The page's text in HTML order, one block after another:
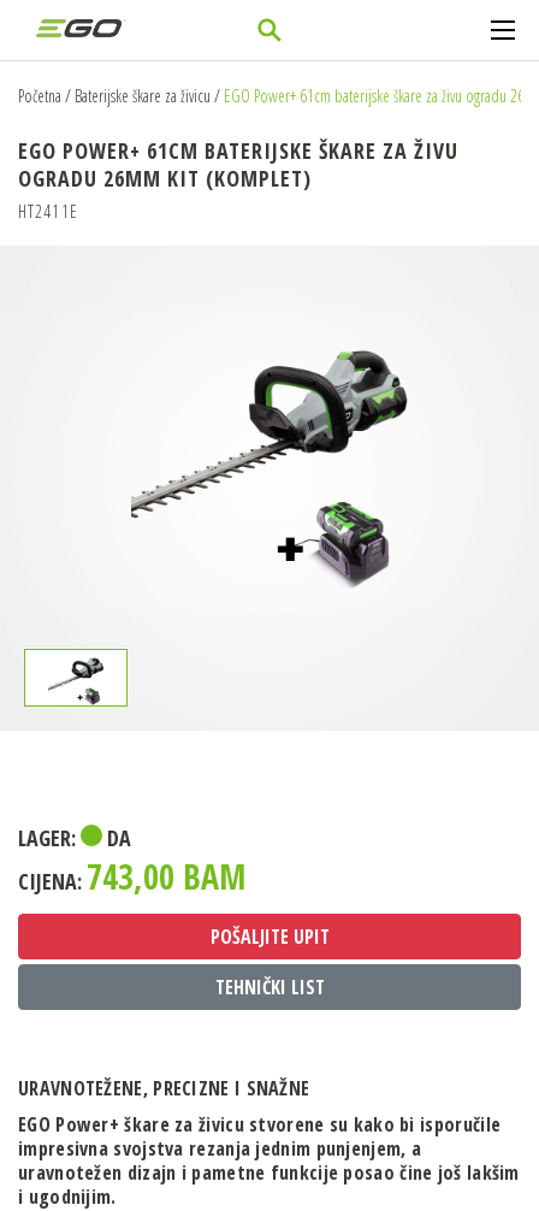
Početna / Baterijske škare za živicu / EGO Power+ 61cm baterijske škare za živu ogradu
EGO POWER+ 61CM BATERIJSKE ŠKARE ZA ŽIVU
OGRADU 26MM KIT (KOMPLET)
HT2411E
LAGER:
DA
CIJENA: 743,00 BAM
POŠALJITE UPIT
TEHNIČKI LIST
URAVNOTEŽENE, PRECIZNE I SNAŽNE
EGO Power+ škare za živicu stvorene su kako bi isporučile
impresivna svojstva rezanja jednim punjenjem, a
uravnotežen dizajn i pametne funkcije posao čine još lakšim
i ugodnijim.